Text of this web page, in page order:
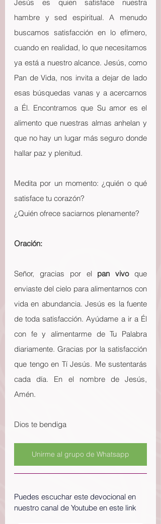
Jesús es quien satisface nuestra
hambre y sed espiritual. A menudo
buscamos satisfacción en lo efímero,
cuando en realidad, lo que necesitamos
ya está a nuestro alcance. Jesús, como
Pan de Vida, nos invita a dejar de lado
esas búsquedas vanas y a acercarnos
a Él. Encontramos que Su amor es el
alimento que nuestras almas anhelan y
que no hay un lugar más seguro donde
hallar paz y plenitud.
Medita por un momento: ¿quién o qué
satisface tu corazón?
¿Quién ofrece saciarnos plenamente?
Oración:
Señor, gracias por el pan vivo que
enviaste del cielo para alimentarnos con
vida en abundancia. Jesús es la fuente
de toda satisfacción. Ayúdame a ir a Él
con fe y alimentarme de Tu Palabra
diariamente. Gracias por la satisfacción
que tengo en Tí Jesús. Me sustentarás
cada día. En el nombre de Jesús,
Amén.
Dios te bendiga
Unirme al grupo de Whatsapp
Puedes escuchar este devocional en
nuestro canal de Youtube en este link